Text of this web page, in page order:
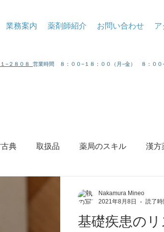
業務案内 薬剤師紹介 お問い合わせ ア
−２８０８ 営業時間 ８：００−１８：００（月−金） ８：０
典 取扱品 薬局のスキル 漢方
基礎疾患の
Nakamura Mineo
2021年8月8日
読了